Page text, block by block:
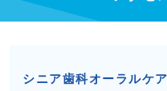
シニア歯科オーラルケ